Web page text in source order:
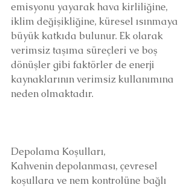
emisyonu yayarak hava kirliliğine,
iklim değişikliğine, küresel ısınmaya
büyük katkıda bulunur. Ek olarak
verimsiz taşıma süreçleri ve boş
dönüşler gibi faktörler de enerji
kaynaklarının verimsiz kullanımına
neden olmaktadır.
Depolama Koşulları,
Kahvenin depolanması, çevresel
koşullara ve nem kontrolüne bağlı